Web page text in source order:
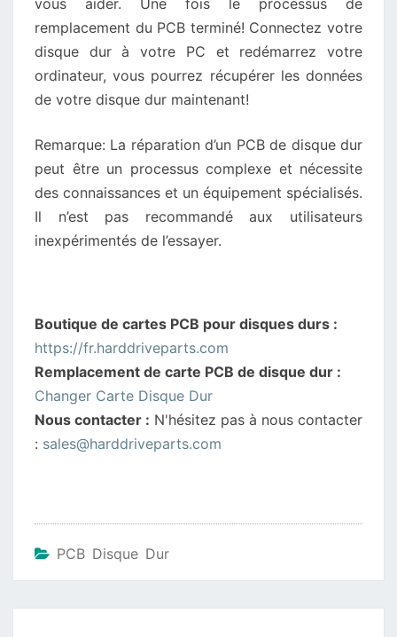
remplacement du PCB terminé! Connectez votre
disque dur à votre PC et redémarrez votre
ordinateur, vous pourrez récupérer les données
de votre disque dur maintenant!
Remarque: La réparation d’un PCB de disque dur
peut être un processus complexe et nécessite
des connaissances et un équipement spécialisés.
Il n’est pas recommandé aux utilisateurs
inexpérimentés de l’essayer.
Boutique de cartes PCB pour disques durs :
https://fr.harddriveparts.com
Remplacement de carte PCB de disque dur :
Changer Carte Disque Dur
Nous contacter : N'hésitez pas à nous contacter
: sales@harddriveparts.com
PCB Disque Dur